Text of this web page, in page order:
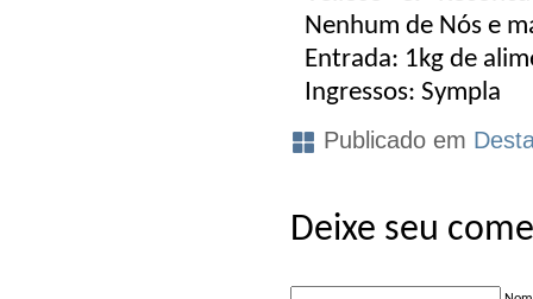
Nenhum de Nós e
Entrada: 1kg de
Ingressos: Sympla
Publicado em
Deixe seu